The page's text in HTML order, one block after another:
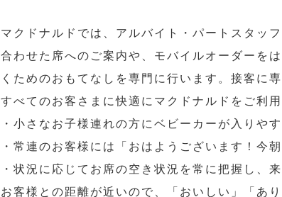
マクドナルドでは、アルバイト・パートスタッ
合わせた席へのご案内や、モバイルオーダーを
くためのおもてなしを専門に行います。接客に
すべてのお客さまに快適にマクドナルドをご利
・小さなお子様連れの方にベビーカーが入りや
・常連のお客様には「おはようございます！今
・状況に応じてお席の空き状況を常に把握し
お客様との距離が近いので、「おいしい」「あ